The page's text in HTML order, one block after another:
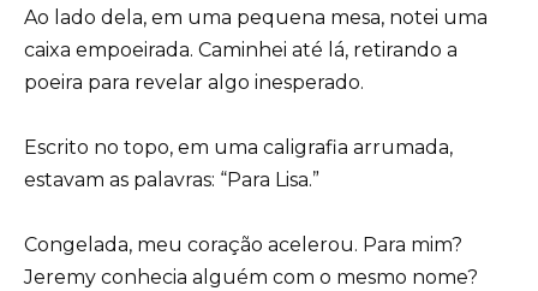
Ao lado dela, em uma pequena mesa, notei uma
caixa empoeirada. Caminhei até lá, retirando a
poeira para revelar algo inesperado.
Escrito no topo, em uma caligrafia arrumada,
estavam as palavras: “Para Lisa.”
Congelada, meu coração acelerou. Para mim?
Jeremy conhecia alguém com o mesmo nome?